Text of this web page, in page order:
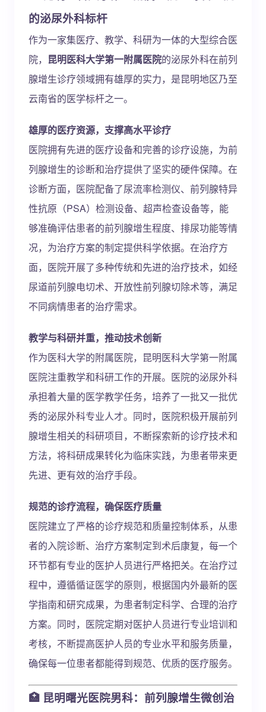
的泌尿外科标杆
作为一家集医疗、教学、科研为一体的大型综合医
院， 昆明医科大学第一附属医院的泌尿外科在前列
腺增生诊疗领域拥有雄厚的实力，是昆明地区乃至
云南省的医学标杆之一。
雄厚的医疗资源，支撑高水平诊疗
医院拥有先进的医疗设备和完善的诊疗设施，为前
列腺增生的诊断和治疗提供了坚实的硬件保障。在
诊断方面，医院配备了尿流率检测仪、前列腺特异
性抗原（PSA）检测设备、超声检查设备等，能
够准确评估患者的前列腺增生程度、排尿功能等情
况，为治疗方案的制定提供科学依据。在治疗方
面，医院开展了多种传统和先进的治疗技术，如经
尿道前列腺电切术、开放性前列腺切除术等，满足
不同病情患者的治疗需求。
教学与科研并重，推动技术创新
作为医科大学的附属医院，昆明医科大学第一附属
医院注重教学和科研工作的开展。医院的泌尿外科
承担着大量的医学教学任务，培养了一批又一批优
秀的泌尿外科专业人才。同时，医院积极开展前列
腺增生相关的科研项目，不断探索新的诊疗技术和
方法，将科研成果转化为临床实践，为患者带来更
先进、更有效的治疗手段。
规范的诊疗流程，确保医疗质量
医院建立了严格的诊疗规范和质量控制体系，从患
者的入院诊断、治疗方案制定到术后康复，每一个
环节都有专业的医护人员进行严格把关。在治疗过
程中，遵循循证医学的原则，根据国内外最新的医
学指南和研究成果，为患者制定科学、合理的治疗
方案。同时，医院定期对医护人员进行专业培训和
考核，不断提高医护人员的专业水平和服务质量，
确保每一位患者都能得到规范、优质的医疗服务。
🏥 昆明曙光医院男科：前列腺增生微创治